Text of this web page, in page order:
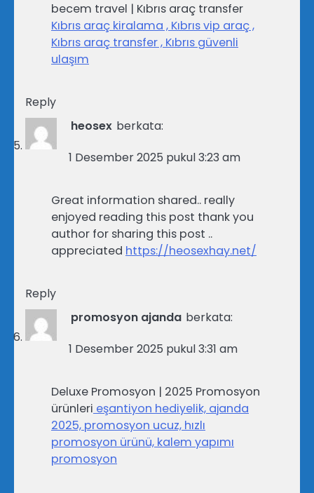
becem travel | Kıbrıs araç transfer
Kıbrıs araç kiralama , Kıbrıs vip araç ,
Kıbrıs araç transfer , Kıbrıs güvenli
ulaşım
Reply
heosex berkata:
1 Desember 2025 pukul 3:23 am
Great information shared.. really
enjoyed reading this post thank you
author for sharing this post ..
appreciated https://heosexhay.net/
Reply
promosyon ajanda berkata:
1 Desember 2025 pukul 3:31 am
Deluxe Promosyon | 2025 Promosyon
ürünleri eşantiyon hediyelik, ajanda
2025, promosyon ucuz, hızlı
promosyon ürünü, kalem yapımı
promosyon